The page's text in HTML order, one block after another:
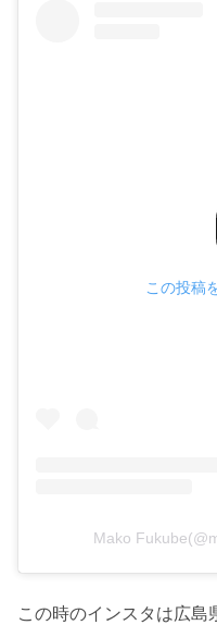
この投稿
Mako
この時のインスタは広島